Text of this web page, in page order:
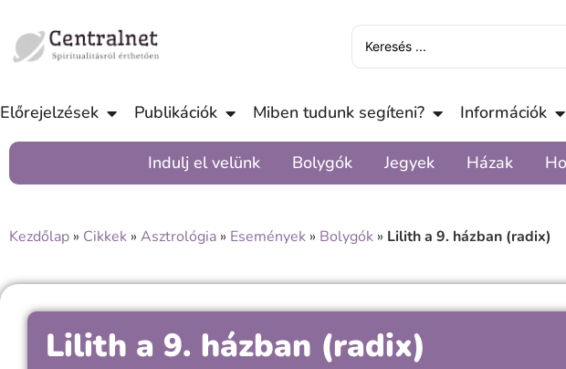
Előrejelzések Publikációk Miben tudunk segíteni? Információk
Indulj el velünk Bolygók Jegyek Házak
Kezdőlap » Cikkek » Asztrológia » Események » Bolygók » Lilith a 9. házban (radix)
Lilith a 9. házban (radix)